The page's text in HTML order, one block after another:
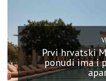
Prvi hrvatski
ponudi ima i